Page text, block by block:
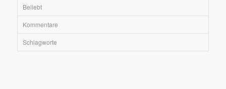
Beliebt
Kommentare
Schlagworte